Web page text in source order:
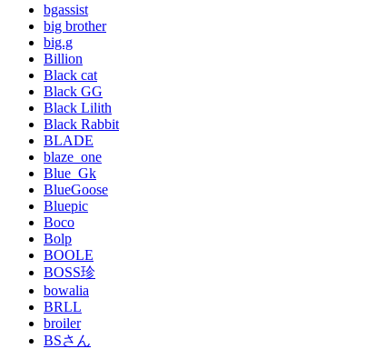
bgassist
big brother
big.g
Billion
Black cat
Black GG
Black Lilith
Black Rabbit
BLADE
blaze_one
Blue_Gk
BlueGoose
Bluepic
Boco
Bolp
BOOLE
BOSS珍
bowalia
BRLL
broiler
BSさん